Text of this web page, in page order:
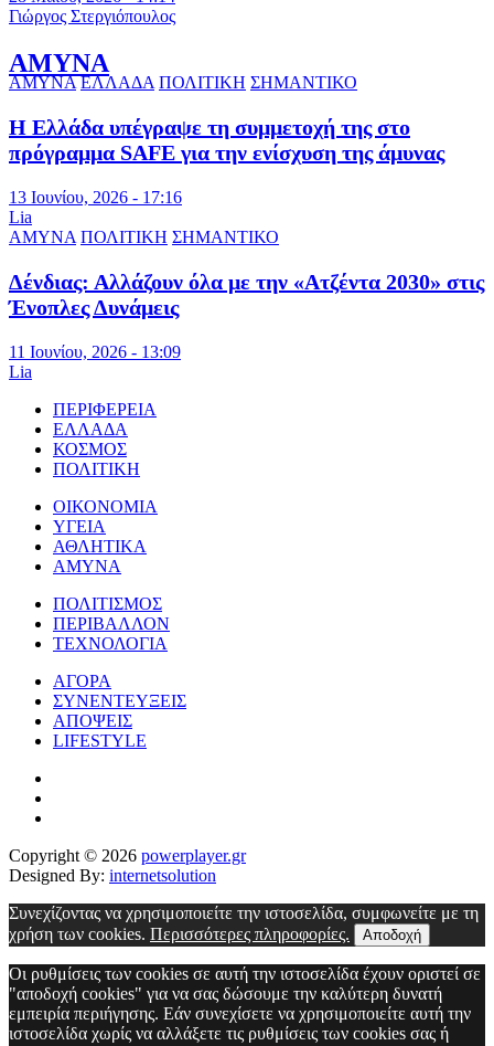
Γιώργος Στεργιόπουλος
ΑΜΥΝΑ
ΑΜΥΝΑ ΕΛΛΑΔΑ ΠΟΛΙΤΙΚΗ ΣΗΜΑΝΤΙΚΟ
Η Ελλάδα υπέγραψε τη συμμετοχή της στο
πρόγραμμα SAFE για την ενίσχυση της άμυνας
13 Ιουνίου, 2026 - 17:16
Lia
ΑΜΥΝΑ ΠΟΛΙΤΙΚΗ ΣΗΜΑΝΤΙΚΟ
Δένδιας: Αλλάζουν όλα με την «Ατζέντα 2030» στις
Ένοπλες Δυνάμεις
11 Ιουνίου, 2026 - 13:09
Lia
ΠΕΡΙΦΕΡΕΙΑ
ΕΛΛΑΔΑ
ΚΟΣΜΟΣ
ΠΟΛΙΤΙΚΗ
ΟΙΚΟΝΟΜΙΑ
ΥΓΕΙΑ
ΑΘΛΗΤΙΚΑ
ΑΜΥΝΑ
ΠΟΛΙΤΙΣΜΟΣ
ΠΕΡΙΒΑΛΛΟΝ
ΤΕΧΝΟΛΟΓΙΑ
ΑΓΟΡΑ
ΣΥΝΕΝΤΕΥΞΕΙΣ
ΑΠΟΨΕΙΣ
LIFESTYLE
Copyright © 2026 powerplayer.gr
Designed By: internetsolution
Συνεχίζοντας να χρησιμοποιείτε την ιστοσελίδα, συμφωνείτε με τη
χρήση των cookies. Περισσότερες πληροφορίες. Αποδοχή
Οι ρυθμίσεις των cookies σε αυτή την ιστοσελίδα έχουν οριστεί σε
"αποδοχή cookies" για να σας δώσουμε την καλύτερη δυνατή
εμπειρία περιήγησης. Εάν συνεχίσετε να χρησιμοποιείτε αυτή την
ιστοσελίδα χωρίς να αλλάξετε τις ρυθμίσεις των cookies σας ή